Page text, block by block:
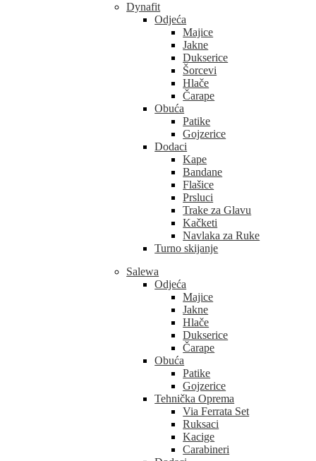
Dynafit
Odjeća
Majice
Jakne
Dukserice
Šorcevi
Hlače
Čarape
Obuća
Patike
Gojzerice
Dodaci
Kape
Bandane
Flašice
Prsluci
Trake za Glavu
Kačketi
Navlaka za Ruke
Turno skijanje
Salewa
Odjeća
Majice
Jakne
Hlače
Dukserice
Čarape
Obuća
Patike
Gojzerice
Tehnička Oprema
Via Ferrata Set
Ruksaci
Kacige
Carabineri